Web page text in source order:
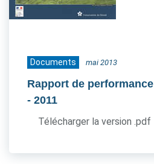
Documents mai 2013
Rapport de performance
- 2011
Télécharger la version .pdf